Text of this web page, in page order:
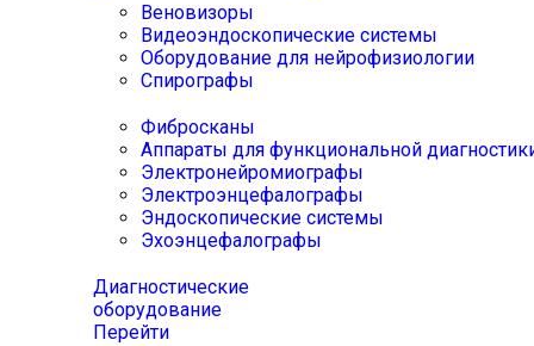
Веновизоры
Видеоэндоскопические системы
Оборудование для нейрофизиологии
Спирографы
Фибросканы
Аппараты для функциональной
Электронейромиографы
Электроэнцефалографы
Эндоскопические системы
Эхоэнцефалографы
Диагностические
оборудование
Перейти